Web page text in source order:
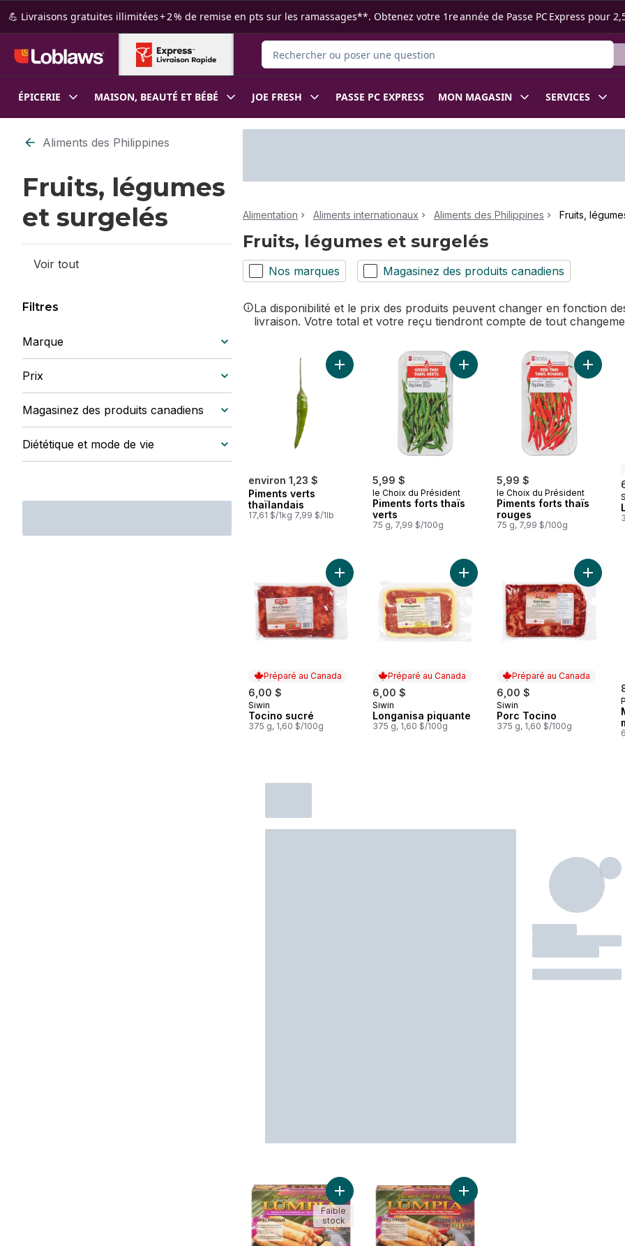
Passer au contenu principal
Passer au pied de page
💪 Livraisons gratuites illimitées + 2 % de remise en pts sur les ramassages**. Obtenez votre 1re année de Passe PC Express pour
Rechercher des produits
ÉPICERIE MAISON, BEAUTÉ ET BÉBÉ JOE FRESH PASSE PC EXPRESS MON MAGASIN SERVICES
Passer au filtrage du contenu
Aliments des Philippines
Fruits, légumes
et surgelés
Voir tout
Filtres
Marque
Prix
Magasinez des produits canadiens
Diététique et mode de vie
Alimentation Aliments internationaux Aliments des Philippines Fruits,
Fruits, légumes et surgelés
Nos marques Magasinez des produits canadiens
La disponibilité et le prix des produits peuvent changer en fonction
livraison. Votre total et votre reçu tiendront compte de tout
environ 1,23 $
Piments verts
thaïlandais
17,61 $/1kg 7,99 $/1lb
Ajouter Piments verts thaïlandais au panier
5,99 $
le Choix du Président
Piments forts thaïs
verts
75 g, 7,99 $/100g
Ajouter Piments forts thaïs verts au
5,99 $
le Choix du Président
Piments forts thaïs
rouges
75 g, 7,99 $/100g
Ajouter
Préparé au Canada
6,00 $
Préparé au Canada
Siwin
Tocino sucré
375 g, 1,60 $/100g
Ajouter Tocino sucré au panier
Préparé au Canada
6,00 $
Préparé au Canada
Siwin
Longanisa piquante
375 g, 1,60 $/100g
Ajouter Longanisa piquante au
Préparé au Canada
6,00 $
Préparé au Canada
Siwin
Porc Tocino
375 g, 1,60 $/100g
Ajouter
Ajouter Lumpia porc et légumes au panier
Faible
stock
Ajouter Lumpia bœuf et légumes au